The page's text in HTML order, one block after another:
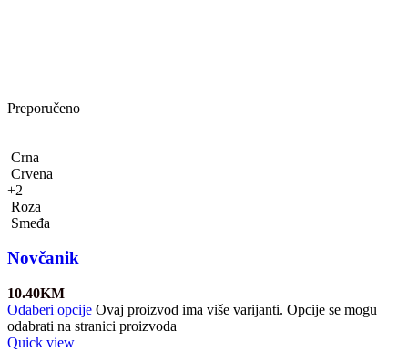
Preporučeno
Crna
Crvena
+2
Roza
Smeđa
Novčanik
10.40KM
Odaberi opcije Ovaj proizvod ima više varijanti. Opcije se mogu
odabrati na stranici proizvoda
Quick view